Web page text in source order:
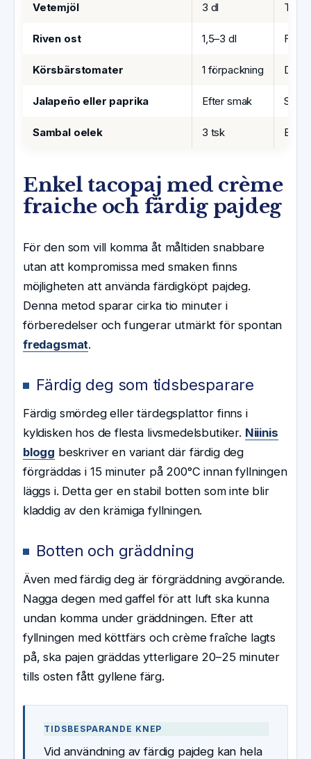
Vetemjöl 3 dl
Riven ost 1,5–3 dl
Körsbärstomater 1 förpackning Dela
Jalapeño eller paprika Efter smak
Sambal oelek 3 tsk
Enkel tacopaj med crème
fraiche och färdig pajdeg
För den som vill komma åt måltiden snabbare
utan att kompromissa med smaken finns
möjligheten att använda färdigköpt pajdeg.
Denna metod sparar cirka tio minuter i
förberedelser och fungerar utmärkt för spontan
fredagsmat.
Färdig deg som tidsbesparare
Färdig smördeg eller tärdegsplattor finns i
kyldisken hos de flesta livsmedelsbutiker. Niiinis
blogg beskriver en variant där färdig deg
förgräddas i 15 minuter på 200°C innan fyllningen
läggs i. Detta ger en stabil botten som inte blir
kladdig av den krämiga fyllningen.
Botten och gräddning
Även med färdig deg är förgräddning avgörande.
Nagga degen med gaffel för att luft ska kunna
undan komma under gräddningen. Efter att
fyllningen med köttfärs och crème fraîche lagts
på, ska pajen gräddas ytterligare 20–25 minuter
tills osten fått gyllene färg.
TIDSBESPARANDE KNEP
Vid användning av färdig pajdeg kan hela